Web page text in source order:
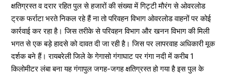
क्षतिग्रस्त व दरार रहित पुल से हजारों की संख्या में गिट्टी मौरंग से ओवरलोड
ट्रक फर्राटा भरते निकल रहे हैं ना तो परिवहन विभाग ओवरलोड वाहनों पर कोई
कार्रवाई कर रहा है। जिस तरीके से परिवहन विभाग और खनन विभाग की मिली
भगत से एक बड़े हादसे को दावत दी जा रही है। जिस पर लापरवाह अधिकारी मूक
दर्शक बने हैं। रायबरेली जिले के गेगासो गंगाघाट पर गंगा नदी में करीब 1
किलोमीटर लंबा बना यह गंगापुल जगह-जगह क्षतिग्रस्त हो गया है इस पुल के